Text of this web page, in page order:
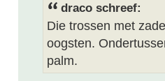
draco schreef:
Die trossen met
oogsten.
palm.